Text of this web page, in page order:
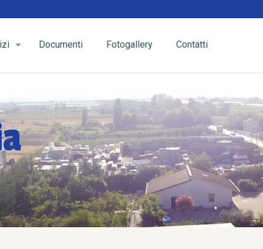
Documenti Fotogallery Contatti